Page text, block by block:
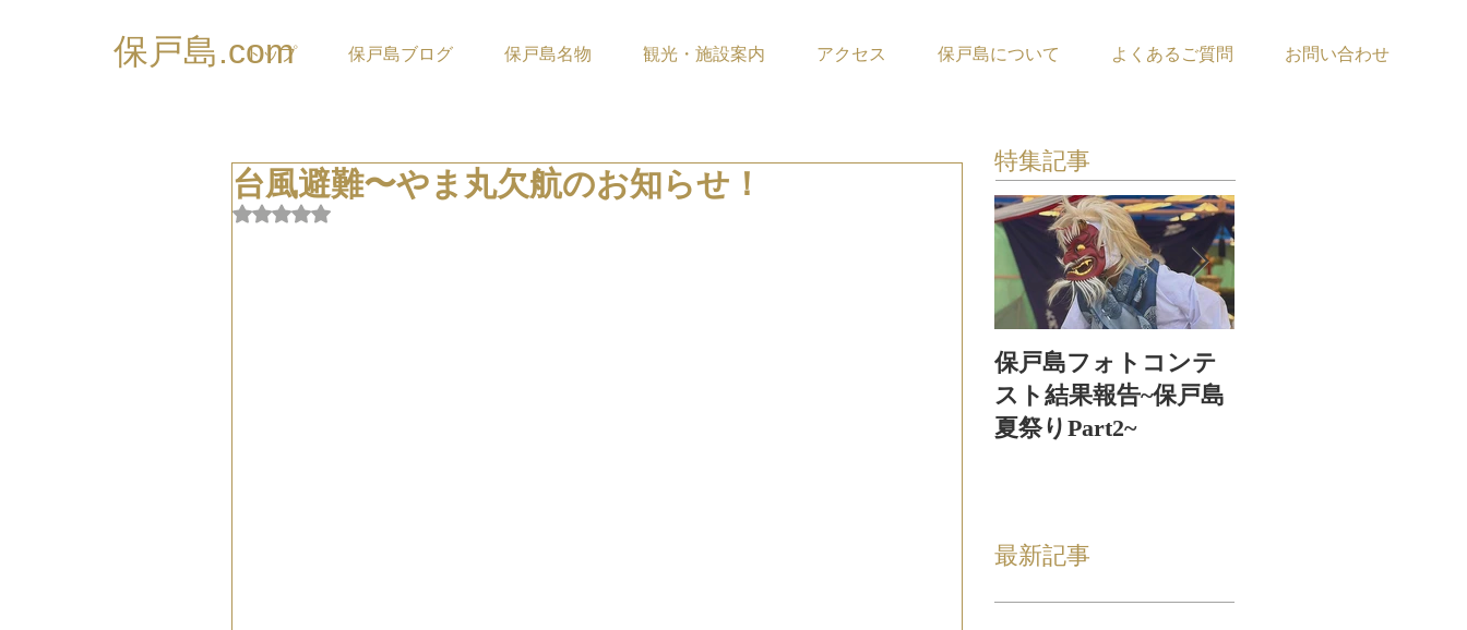
保戸島.com
トップ 保戸島ブログ 保戸島名物 観光・施設案内 アクセス 保戸島について よくあるご質問 お問い合わせ
台風避難〜やま丸欠航のお知らせ！
5つ星のうちNaNと評価されています。
特集記事
保戸島フォトコンテ
スト結果報告~保戸島
夏祭りPart2~
最新記事